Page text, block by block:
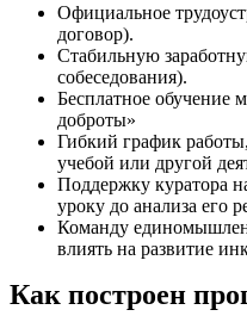
Официальное
договор).
Стабильную
собеседования).
Бесплатное обучение
доброты»
Гибкий график
учебой или другой
Поддержку куратора
уроку до анализа его
Команду
влиять на развитие
Как построен